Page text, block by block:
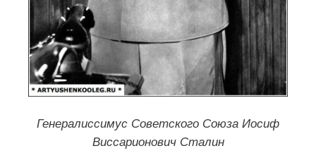
Генералиссимус Советского Союза Иосиф
Виссарионович Сталин